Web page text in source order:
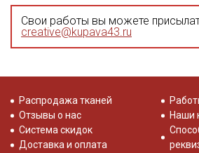
Свои работы вы можете
creative@kupava43.ru
Распродажа тканей
Отзывы о нас
Система скидок
Доставка и оплата
Наши